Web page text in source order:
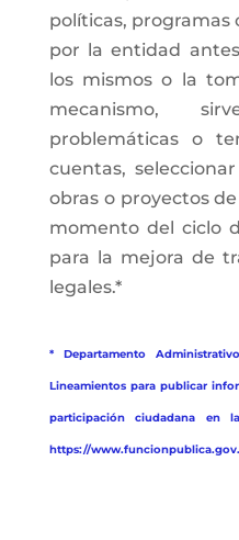
políticas,
por la entidad
los mismos o la
mecanismo,
problemáticas o
cuentas,
obras o proyectos
momento del ciclo
para la mejora de
legales.*
* Departamento
Lineamientos para publicar
participación ciudadana en
https://